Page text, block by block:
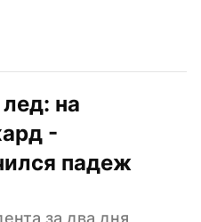
на
-
падеж
за два дня